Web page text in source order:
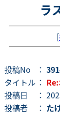
ラ
[
投稿No ：
タイトル ：
投稿日
：
投稿者
： た